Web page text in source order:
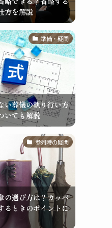
方を解説
準備・疑問
い葬儀の執り行い方
いても解説
参列時の疑問
の選び方は？カッパ
るときのポイントに